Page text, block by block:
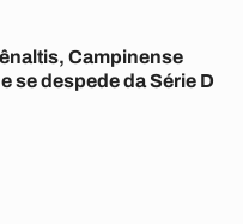
Campinense
se despede da Série D